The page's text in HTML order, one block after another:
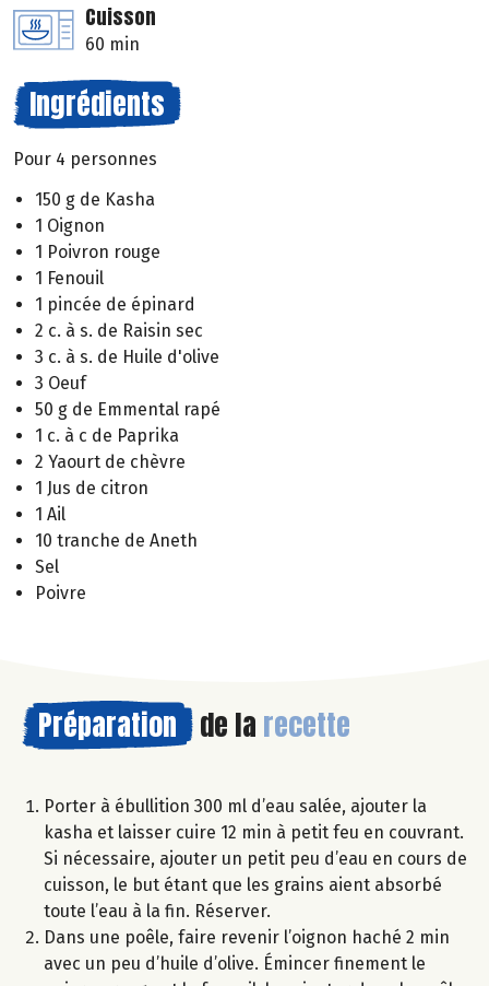
Cuisson
60 min
Ingrédients
Pour 4 personnes
150 g de Kasha
1 Oignon
1 Poivron rouge
1 Fenouil
1 pincée de épinard
2 c. à s. de Raisin sec
3 c. à s. de Huile d'olive
3 Oeuf
50 g de Emmental rapé
1 c. à c de Paprika
2 Yaourt de chèvre
1 Jus de citron
1 Ail
10 tranche de Aneth
Sel
Poivre
Préparation de la recette
Porter à ébullition 300 ml d’eau salée, ajouter la
kasha et laisser cuire 12 min à petit feu en couvrant.
Si nécessaire, ajouter un petit peu d’eau en cours de
cuisson, le but étant que les grains aient absorbé
toute l’eau à la fin. Réserver.
Dans une poêle, faire revenir l’oignon haché 2 min
avec un peu d’huile d’olive. Émincer finement le